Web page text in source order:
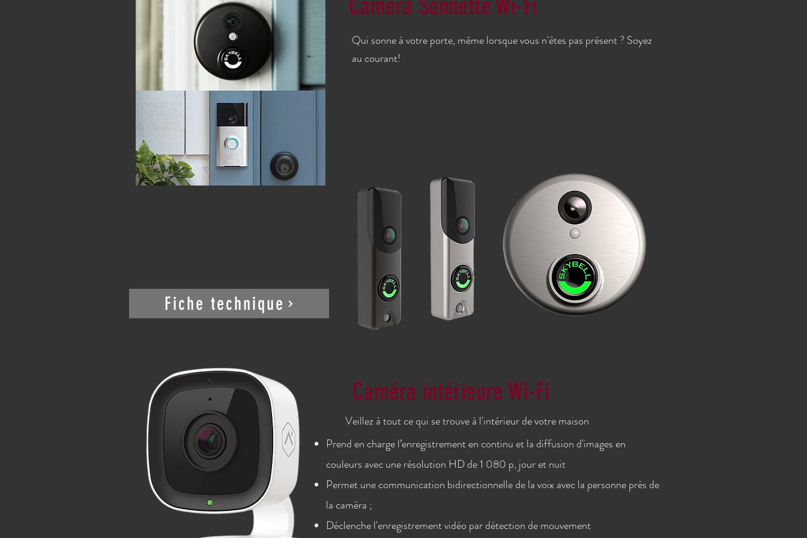
Qui sonne à votre porte, même lorsque vous n'êtes pas présent ? Soyez
au courant!
Veillez à tout ce qui se trouve à l'intérieur de votre maison
Prend en charge l’enregistrement en continu et la diffusion d'images en
couleurs avec une résolution HD de 1 080 p, jour et nuit
Permet une communication bidirectionnelle de la voix avec la personne près de
la caméra ;
Déclenche l'enregistrement vidéo par détection de mouvement
Caméra Sonnette Wi-Fi
Fiche technique
Caméra intérieure Wi-Fi